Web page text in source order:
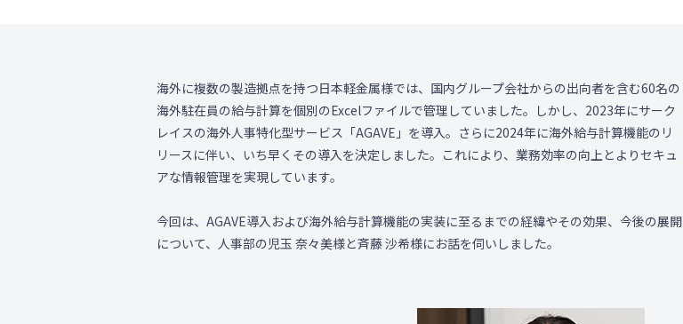
海外に複数の製造拠点を持つ日本軽金属様では、国内グループ会社からの出向者を含む60名の
海外駐在員の給与計算を個別のExcelファイルで管理していました。しかし、2023年にサーク
レイスの海外人事特化型サービス「AGAVE」を導入。さらに2024年に海外給与計算機能のリ
リースに伴い、いち早くその導入を決定しました。これにより、業務効率の向上とよりセキュ
アな情報管理を実現しています。
今回は、AGAVE導入および海外給与計算機能の実装に至るまでの経緯やその効果、今後の展開
について、人事部の児玉 奈々美様と斉藤 沙希様にお話を伺いしました。